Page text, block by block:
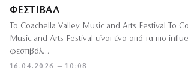
ΦΕΣΤΙΒΆΛ
16.04.2026 — 10:08
Το Coachella Valley Music and Arts Festival Το
Music and Arts Festival είναι ένα από τα πιο
φεστιβάλ…